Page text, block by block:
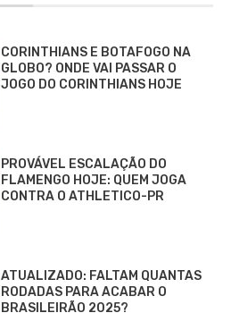
CORINTHIANS E BOTAFOGO NA
GLOBO? ONDE VAI PASSAR O
JOGO DO CORINTHIANS HOJE
PROVÁVEL ESCALAÇÃO DO
FLAMENGO HOJE: QUEM JOGA
CONTRA O ATHLETICO-PR
ATUALIZADO: FALTAM QUANTAS
RODADAS PARA ACABAR O
BRASILEIRÃO 2025?